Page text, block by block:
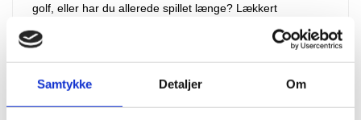
Samtykke Detaljer Om
golf, eller har du allerede spillet længe? Lækkert
TIL DIG, DER STÅR OG MANGLER NYT
GOLFUDSTYR